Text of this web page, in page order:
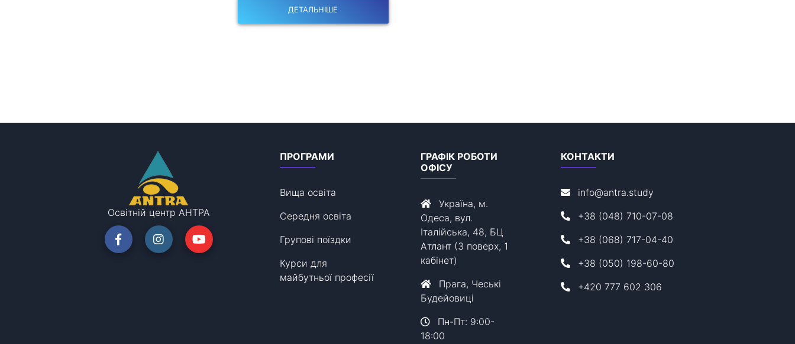
ДЕТАЛЬНІШЕ
Освітній центр АНТРА
ПРОГРАМИ
Вища освіта
Середня освіта
Групові поїздки
Курси для
майбутньої професії
ГРАФІК РОБОТИ
ОФІСУ
Україна, м.
Одеса, вул.
Італійська, 48, БЦ
Атлант (3 поверх, 1
кабінет)
Прага, Чеські
Будейовиці
Пн-Пт: 9:00-
18:00
КОНТАКТИ
info@antra.study
+38 (048) 710-07-08
+38 (068) 717-04-40
+38 (050) 198-60-80
+420 777 602 306